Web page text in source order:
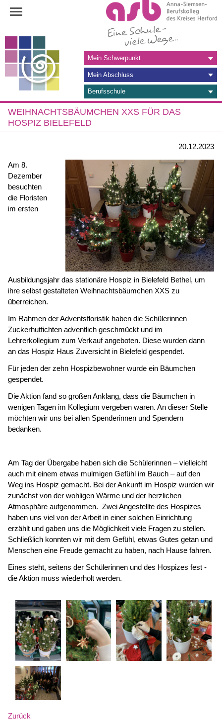
Navigation
überspringen
Mein Schwerpunkt
Mein Abschluss
Berufsschule
WEIHNACHTSBÄUMCHEN XXS FÜR DAS
HOSPIZ BIELEFELD
20.12.2023
Am 8.
Dezember
besuchten
die Floristen
im ersten
Ausbildungsjahr das stationäre Hospiz in Bielefeld Bethel, um
ihre selbst gestalteten Weihnachtsbäumchen XXS zu
überreichen.
Im Rahmen der Adventsfloristik haben die Schülerinnen
Zuckerhutfichten adventlich geschmückt und im
Lehrerkollegium zum Verkauf angeboten. Diese wurden dann
an das Hospiz Haus Zuversicht in Bielefeld gespendet.
Für jeden der zehn Hospizbewohner wurde ein Bäumchen
gespendet.
Die Aktion fand so großen Anklang, dass die Bäumchen in
wenigen Tagen im Kollegium vergeben waren. An dieser Stelle
möchten wir uns bei allen Spenderinnen und Spendern
bedanken.
Am Tag der Übergabe haben sich die Schülerinnen – vielleicht
auch mit einem etwas mulmigen Gefühl im Bauch – auf den
Weg ins Hospiz gemacht. Bei der Ankunft im Hospiz wurden wir
zunächst von der wohligen Wärme und der herzlichen
Atmosphäre aufgenommen. Zwei Angestellte des Hospizes
haben uns viel von der Arbeit in einer solchen Einrichtung
erzählt und gaben uns die Möglichkeit viele Fragen zu stellen.
Schließlich konnten wir mit dem Gefühl, etwas Gutes getan und
Menschen eine Freude gemacht zu haben, nach Hause fahren.
Eines steht, seitens der Schülerinnen und des Hospizes fest -
die Aktion muss wiederholt werden.
Zurück